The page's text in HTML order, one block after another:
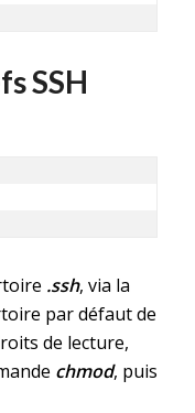
SSH
.ssh, via la
par défaut de
de lecture,
chmod, puis